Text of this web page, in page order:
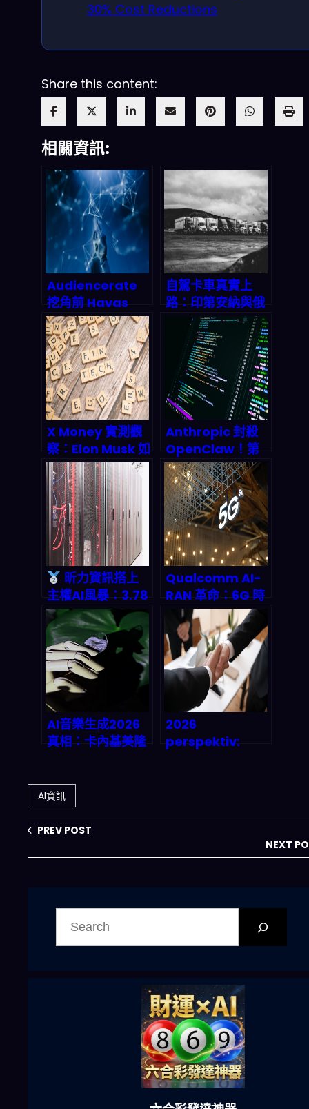
30% Cost Reductions
Share this content:
相關資訊:
Audiencerate
挖角前 Havas
CTO：AI 行銷自
動化憑什麼在
2026 年搶下全球
8.14 億美元市場份
額？
自駕卡車真實上
路：印第安納與俄
亥俄州聯合試驗揭
示 2026 年物流革
X Money 實測觀
察：Elon Musk 如
何把 X 平台變成金
融「超級應用」？
Anthropic 封殺
OpenClaw！第
三方工具額外收
費，2026 AI 開源
生態何去何從？
昕力資訊搭上
主權AI風暴：3.78
億營收背後的金融
醫療革命報告 |
2026趨勢前瞻
Qualcomm AI-
RAN 革命：6G 時
代提前到來的關鍵
密碼
AI音樂生成2026
真相：卡內基美隆
陷
2026
perspektiv:
beter en
AI資訊
PREV POST
NEXT